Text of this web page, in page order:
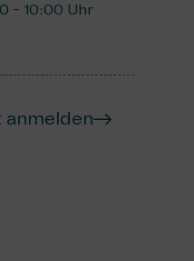
- 10:00 Uhr